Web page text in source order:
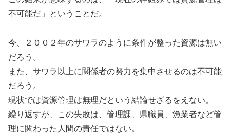
不可能だ」ということだ。
今、２００２年のサワラのように条件が整った資源は無い
だろう。
また、サワラ以上に関係者の努力を集中させるのは不可能
だろう。
現状では資源管理は無理だという結論せざるをえない。
繰り返すが、この失敗は、管理課、県職員、漁業者など管
理に関わった人間の責任ではない。